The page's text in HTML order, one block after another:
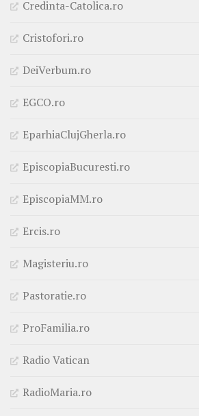
Credinta-Catolica.ro
Cristofori.ro
DeiVerbum.ro
EGCO.ro
EparhiaClujGherla.ro
EpiscopiaBucuresti.ro
EpiscopiaMM.ro
Ercis.ro
Magisteriu.ro
Pastoratie.ro
ProFamilia.ro
Radio Vatican
RadioMaria.ro